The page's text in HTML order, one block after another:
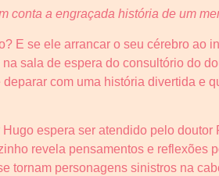
conta a engraçada história de um
E se ele arrancar o seu cérebro ao
sala de espera do consultório do
com uma história divertida e
espera ser atendido pelo
revela pensamentos e reflexões
tornam personagens sinistros na